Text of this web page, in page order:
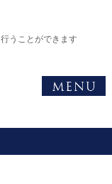
うことができます